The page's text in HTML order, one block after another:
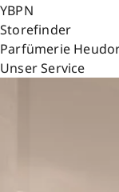
YBPN
Storefinder
Parfümerie
Unser Service